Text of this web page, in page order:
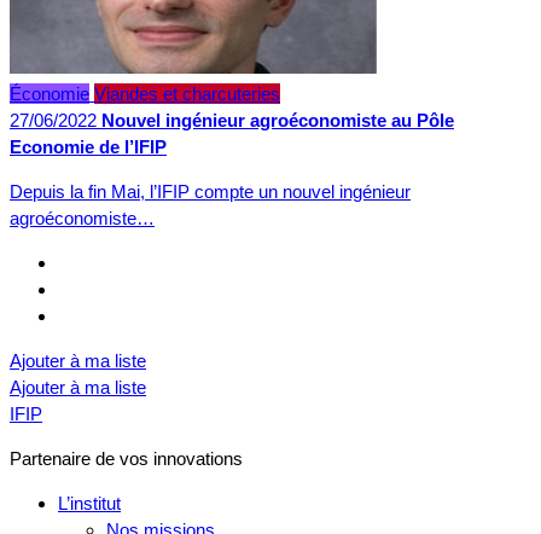
Économie Viandes et charcuteries
27/06/2022 Nouvel ingénieur agroéconomiste au Pôle
Economie de l’IFIP
Depuis la fin Mai, l’IFIP compte un nouvel ingénieur
agroéconomiste…
Ajouter à ma liste
Ajouter à ma liste
IFIP
Partenaire de vos innovations
L’institut
Nos missions